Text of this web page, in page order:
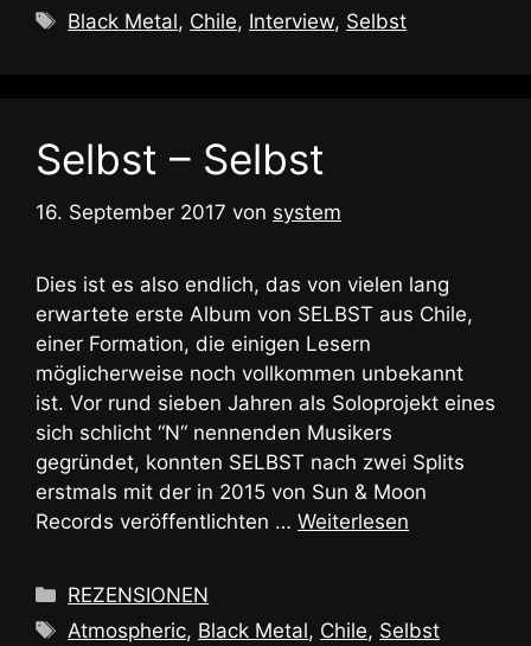
Schlagwörter
Black Metal, Chile, Interview, Selbst
Selbst – Selbst
16. September 2017 von system
Dies ist es also endlich, das von vielen lang
erwartete erste Album von SELBST aus Chile,
einer Formation, die einigen Lesern
möglicherweise noch vollkommen unbekannt
ist. Vor rund sieben Jahren als Soloprojekt eines
sich schlicht “N“ nennenden Musikers
gegründet, konnten SELBST nach zwei Splits
erstmals mit der in 2015 von Sun & Moon
Records veröffentlichten … Weiterlesen
Kategorien
REZENSIONEN
Schlagwörter
Atmospheric, Black Metal, Chile, Selbst